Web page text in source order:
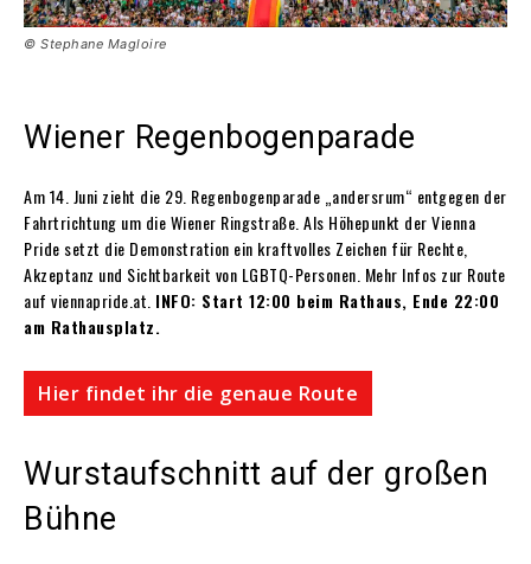
© Stephane Magloire
Wiener Regenbogenparade
Am 14. Juni zieht die 29. Regenbogenparade „andersrum“ entgegen der
Fahrtrichtung um die Wiener Ringstraße. Als Höhepunkt der Vienna
Pride setzt die Demonstration ein kraftvolles Zeichen für Rechte,
Akzeptanz und Sichtbarkeit von LGBTQ-Personen. Mehr Infos zur Route
auf viennapride.at. INFO: Start 12:00 beim Rathaus, Ende 22:00
am Rathausplatz.
Hier findet ihr die genaue Route
Wurstaufschnitt auf der großen
Bühne